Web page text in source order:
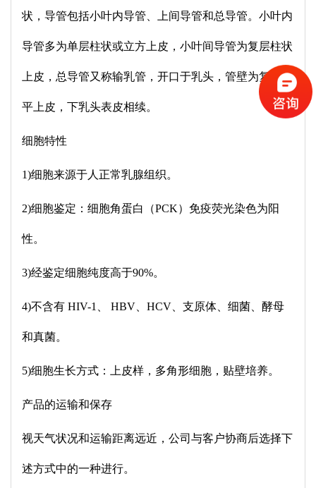
状，导管包括小叶内导管、上间导管和总导管。小叶内
导管多为单层柱状或立方上皮，小叶间导管为复层柱状
上皮，总导管又称输乳管，开口于乳头，管壁为复层扁
平上皮，下乳头表皮相续。
细胞特性
1)细胞来源于人正常乳腺组织。
2)细胞鉴定：细胞角蛋白（PCK）免疫荧光染色为阳
性。
3)经鉴定细胞纯度高于90%。
4)不含有 HIV-1、 HBV、HCV、支原体、细菌、酵母
和真菌。
5)细胞生长方式：上皮样，多角形细胞，贴壁培养。
产品的运输和保存
视天气状况和运输距离远近，公司与客户协商后选择下
述方式中的一种进行。